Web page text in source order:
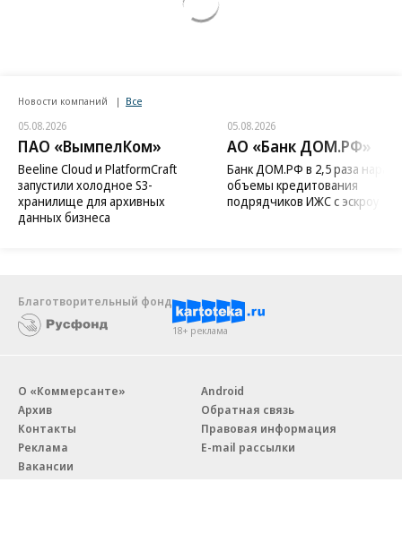
Новости компаний Все
05.08.2026
ПАО «ВымпелКом»
Beeline Cloud и PlatformCraft
запустили холодное S3-
хранилище для архивных
данных бизнеса
05.08.2026
АО «Банк ДОМ.РФ»
Банк ДОМ.РФ в 2,5 раза
объемы кредитования
подрядчиков ИЖС с эскроу
Благотворительный фонд
18+ реклама
О «Коммерсанте»
Архив
Контакты
Реклама
Вакансии
Android
Обратная связь
Правовая информация
E-mail рассылки